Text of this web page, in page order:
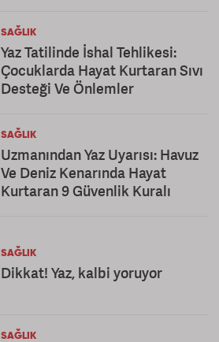
SAĞLIK
Yaz Tatilinde İshal Tehlikesi:
Çocuklarda Hayat Kurtaran Sıvı
Desteği Ve Önlemler
SAĞLIK
Uzmanından Yaz Uyarısı: Havuz
Ve Deniz Kenarında Hayat
Kurtaran 9 Güvenlik Kuralı
SAĞLIK
Dikkat! Yaz, kalbi yoruyor
SAĞLIK